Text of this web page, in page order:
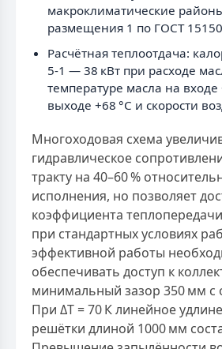
макроклиматические
размещения 1 по ГОСТ
Расчётная теплоотдача:
5-1 — 38 кВт при расходе
температуре масла на входе
выходе +68 °C и скорости
Многоходовая схема
гидравлическое
тракту на 40–60 %
исполнения, но позволяет
коэффициента
при стандартных условиях
эффективной работы
обеспечивать доступ к
минимальный зазор 350 мм с
При ΔT = 70 К линейное
решётки длиной 1000 мм